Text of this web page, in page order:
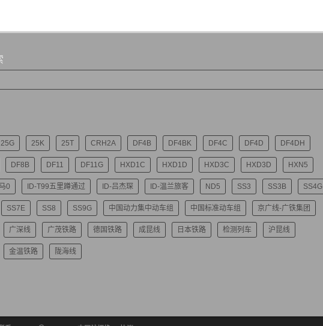
25G 25K 25T CRH2A DF4B DF4BK DF4C DF4D DF4DH
DF8B DF11 DF11G HXD1C HXD1D HXD3C HXD3D HXN5
0 ID-T99五里蹲通过 ID-吕杰琛 ID-温兰旅客 ND5 SS3 SS3B SS4G
SS7E SS8 SS9G 中国动力集中动车组 中国标准动车组 京广线-广铁集团
广深线 广茂铁路 德国铁路 成昆线 日本铁路 检测列车 沪昆线
金温铁路 陇海线